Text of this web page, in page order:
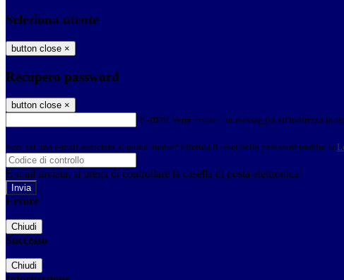
Seleziona utente
button close ×
Recupero password
button close ×
E-mail Verrà inviato un messaggio all'indirizzo
Non hai una e-mail associata al nome utente? Effettua il reset della password tramite la
E-mail inviata, si prega di controllare la casella di posta elettronica!
Errore
Chiudi
Successo
Chiudi